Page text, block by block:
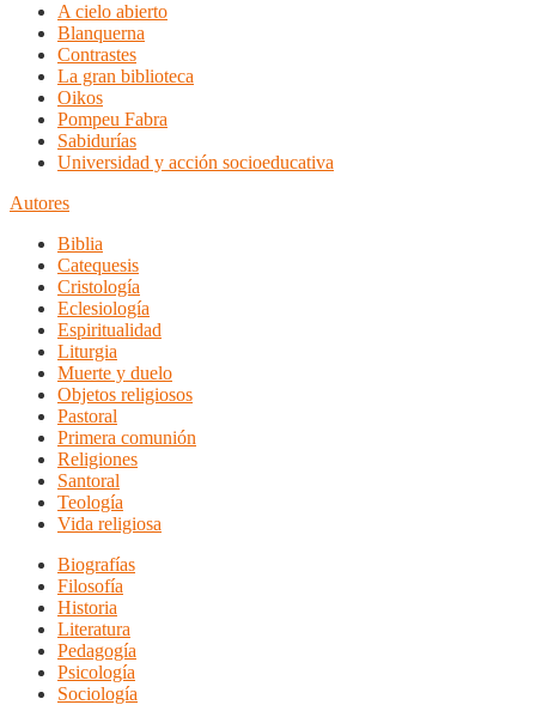
A cielo abierto
Blanquerna
Contrastes
La gran biblioteca
Oikos
Pompeu Fabra
Sabidurías
Universidad y acción socioeducativa
Autores
Biblia
Catequesis
Cristología
Eclesiología
Espiritualidad
Liturgia
Muerte y duelo
Objetos religiosos
Pastoral
Primera comunión
Religiones
Santoral
Teología
Vida religiosa
Biografías
Filosofía
Historia
Literatura
Pedagogía
Psicología
Sociología